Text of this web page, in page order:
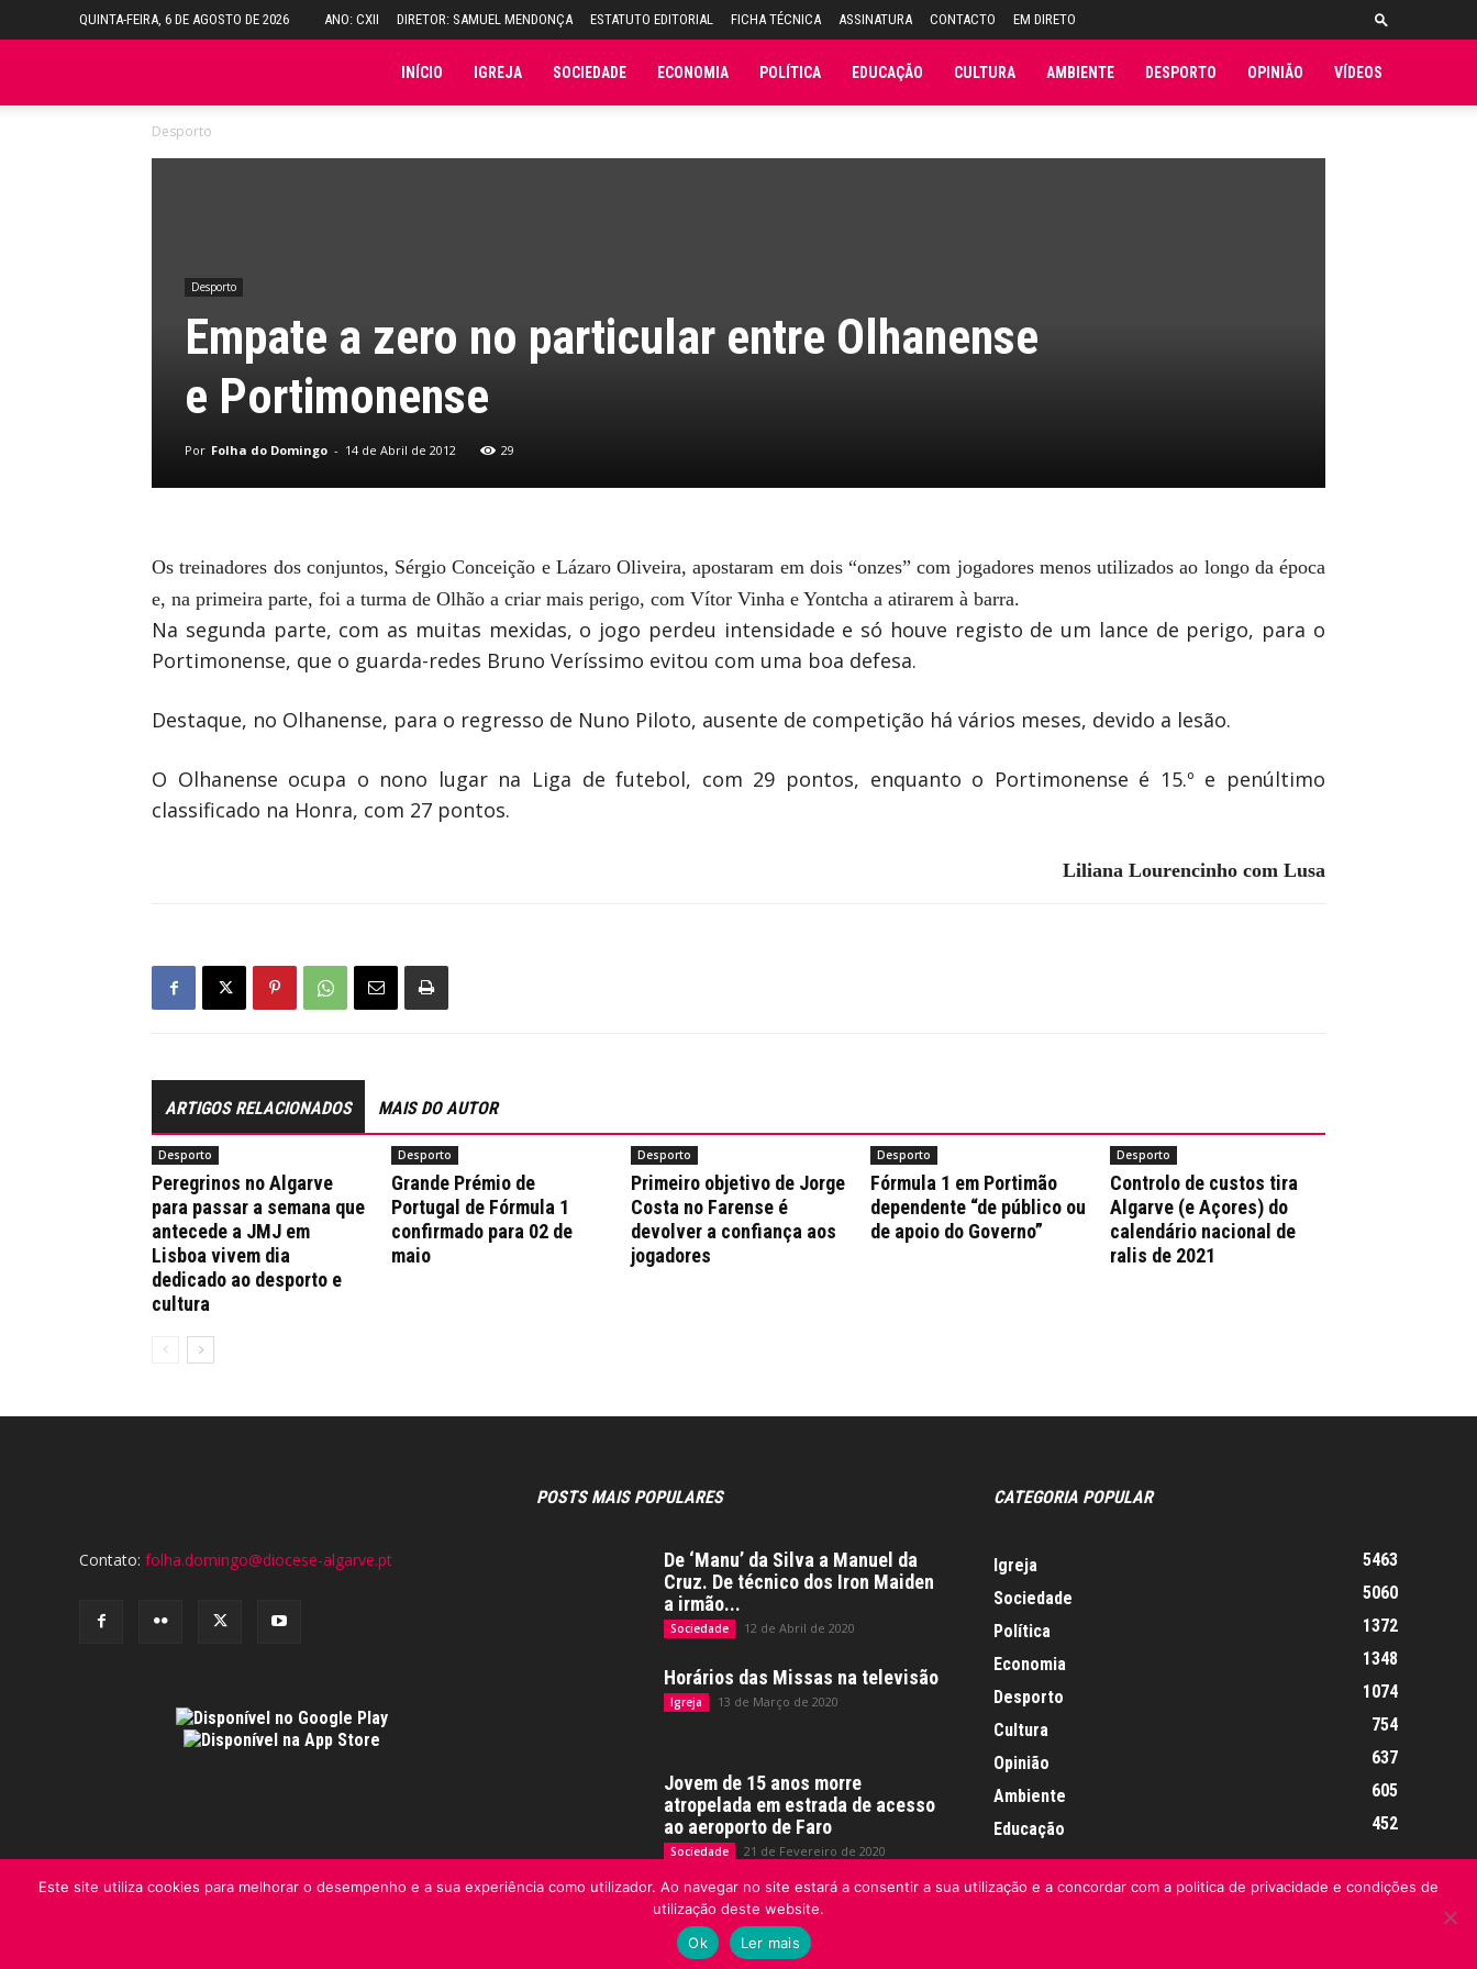
QUINTA-FEIRA, 6 DE AGOSTO DE 2026 ANO: CXII DIRETOR: SAMUEL MENDONÇA ESTATUTO EDITORIAL FICHA TÉCNICA ASSINATURA CONTACTO EM DIRETO
INÍCIO IGREJA SOCIEDADE ECONOMIA POLÍTICA EDUCAÇÃO CULTURA AMBIENTE DESPORTO OPINIÃO VÍDEOS
Desporto
Desporto
Empate a zero no particular entre Olhanense
e Portimonense
Por Folha do Domingo - 14 de Abril de 2012 29
Os treinadores dos conjuntos, Sérgio Conceição e Lázaro Oliveira, apostaram em dois “onzes” com jogadores menos utilizados ao longo da época
e, na primeira parte, foi a turma de Olhão a criar mais perigo, com Vítor Vinha e Yontcha a atirarem à barra.
Na segunda parte, com as muitas mexidas, o jogo perdeu intensidade e só houve registo de um lance de perigo, para o
Portimonense, que o guarda-redes Bruno Veríssimo evitou com uma boa defesa.
Destaque, no Olhanense, para o regresso de Nuno Piloto, ausente de competição há vários meses, devido a lesão.
O Olhanense ocupa o nono lugar na Liga de futebol, com 29 pontos, enquanto o Portimonense é 15.º e penúltimo
classificado na Honra, com 27 pontos.
Liliana Lourencinho com Lusa
ARTIGOS RELACIONADOS MAIS DO AUTOR
Desporto
Peregrinos no Algarve
para passar a semana que
antecede a JMJ em
Lisboa vivem dia
dedicado ao desporto e
cultura
Desporto
Grande Prémio de
Portugal de Fórmula 1
confirmado para 02 de
maio
Desporto
Primeiro objetivo de Jorge
Costa no Farense é
devolver a confiança aos
jogadores
Desporto
Fórmula 1 em Portimão
dependente “de público ou
de apoio do Governo”
Desporto
Controlo de custos tira
Algarve (e Açores) do
calendário nacional de
ralis de 2021
Contato: folha.domingo@diocese-algarve.pt
POSTS MAIS POPULARES
De ‘Manu’ da Silva a Manuel da
Cruz. De técnico dos Iron Maiden
a irmão...
Sociedade 12 de Abril de 2020
Horários das Missas na televisão
Igreja 13 de Março de 2020
Jovem de 15 anos morre
atropelada em estrada de acesso
ao aeroporto de Faro
Sociedade 21 de Fevereiro de 2020
CATEGORIA POPULAR
Igreja
5463
Sociedade
5060
Política
1372
Economia
1348
Desporto
1074
Cultura
754
Opinião
637
Ambiente
605
Educação
452
Este site utiliza cookies para melhorar o desempenho e a sua experiência como utilizador. Ao navegar no site estará a consentir a sua utilização e a concordar com a politica de privacidade e condições de
utilização deste website.
Ok
Ler mais